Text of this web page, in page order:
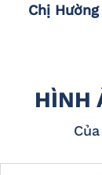
Chị
HÌNH